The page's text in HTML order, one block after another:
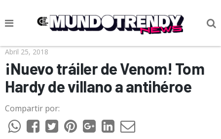
NOTICIAS
CULTURA POP
CIENCIA Y TECNOLOGÍA
VIDA
SOCIEDAD
Abril 25, 2018
¡Nuevo tráiler de Venom! Tom
Hardy de villano a antihéroe
Compartir por: